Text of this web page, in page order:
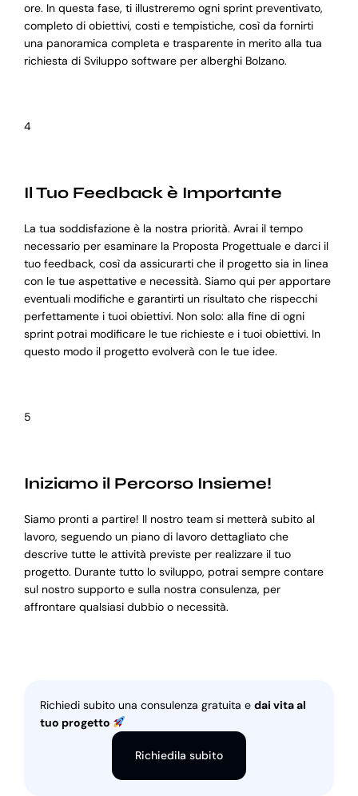
ore. In questa fase, ti illustreremo ogni sprint preventivato,
completo di obiettivi, costi e tempistiche, così da fornirti
una panoramica completa e trasparente in merito alla tua
richiesta di Sviluppo software per alberghi Bolzano.
4
Il Tuo Feedback è Importante
La tua soddisfazione è la nostra priorità. Avrai il tempo
necessario per esaminare la Proposta Progettuale e darci il
tuo feedback, così da assicurarti che il progetto sia in linea
con le tue aspettative e necessità. Siamo qui per apportare
eventuali modifiche e garantirti un risultato che rispecchi
perfettamente i tuoi obiettivi. Non solo: alla fine di ogni
sprint potrai modificare le tue richieste e i tuoi obiettivi. In
questo modo il progetto evolverà con le tue idee.
5
Iniziamo il Percorso Insieme!
Siamo pronti a partire! Il nostro team si metterà subito al
lavoro, seguendo un piano di lavoro dettagliato che
descrive tutte le attività previste per realizzare il tuo
progetto. Durante tutto lo sviluppo, potrai sempre contare
sul nostro supporto e sulla nostra consulenza, per
affrontare qualsiasi dubbio o necessità.
Richiedi subito una consulenza gratuita e dai vita al
tuo progetto
Richiedila subito